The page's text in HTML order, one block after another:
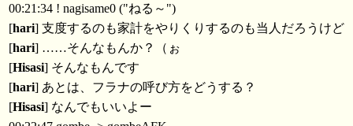
00:21:34 ! nagisame0 ("ねる～")
[hari] 支度するのも家計をやりくりするのも当人だろうけど
[hari] ……そんなもんか？（ぉ
[Hisasi] そんなもんです
[hari] あとは、フラナの呼び方をどうする？
[Hisasi] なんでもいいよー